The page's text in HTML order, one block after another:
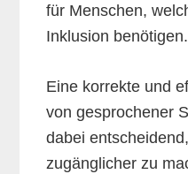
für Menschen,
Inklusion benötigen.
Eine korrekte und
von gesprochener
dabei
zugänglicher zu